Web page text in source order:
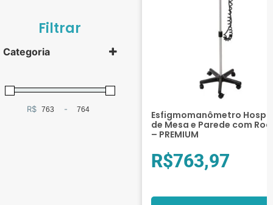
Filtrar
Categoria
Monitoramento e
Aparelhos de
R$ Minimum Price
-
Maximum Price
Esfigmomanômetro
de Mesa e Parede com
– PREMIUM
R$763,97